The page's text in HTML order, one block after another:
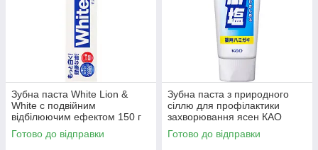
Зубна паста White Lion &
White c подвійним
відбілюючим ефектом 150 г
(186403)
Готово до відправки
Зубна паста з природного
сіллю для профілактики
захворювання ясен КАО
"Tsubushio" 180 г (026743)
Готово до відправки